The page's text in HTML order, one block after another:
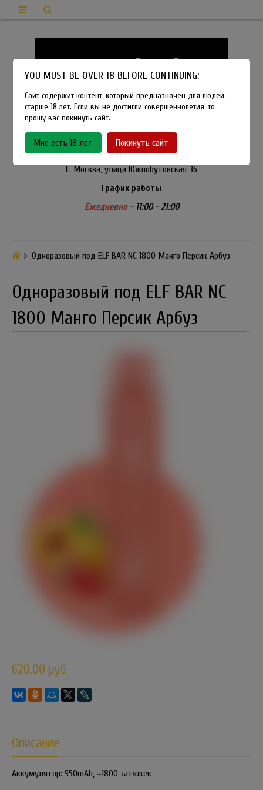
8-915-450-21-92
Розничный магазин Method Vapeshop
Г. Москва, улица Южнобутовская 36
График работы
Ежедневно- 11:00 - 21:00
Одноразовый под ELF BAR NC 1800 Манго Персик Арбуз
Одноразовый под ELF BAR NC
1800 Манго Персик Арбуз
620.00 руб
Описание
Аккумулятор: 950mAh, ~1800 затяжек
YOU MUST BE OVER 18 BEFORE CONTINUING:
Сайт содержит контент, который предназначен для людей,
старше 18 лет. Если вы не достигли совершеннолетия, то
прошу вас покинуть сайт.
Мне есть 18 лет Покинуть сайт